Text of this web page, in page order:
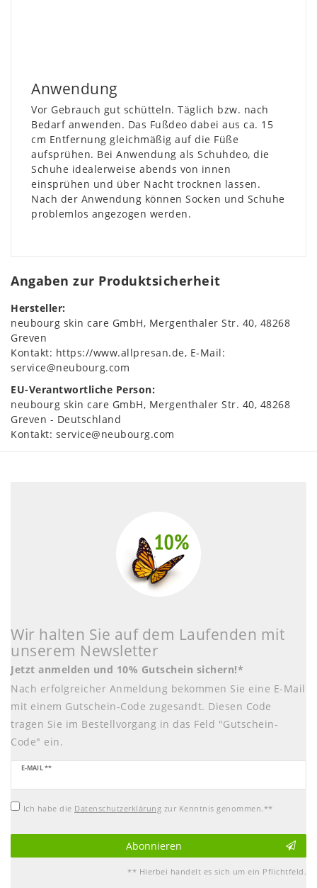
Anwendung
Vor Gebrauch gut schütteln. Täglich bzw. nach
Bedarf anwenden. Das Fußdeo dabei aus ca. 15
cm Entfernung gleichmäßig auf die Füße
aufsprühen. Bei Anwendung als Schuhdeo, die
Schuhe idealerweise abends von innen
einsprühen und über Nacht trocknen lassen.
Nach der Anwendung können Socken und Schuhe
problemlos angezogen werden.
Angaben zur Produktsicherheit
Hersteller:
neubourg skin care GmbH Mergenthaler Str. 40 48268
Greven
Kontakt: https://www.allpresan.de E-Mail:
service@neubourg.com
EU-Verantwortliche Person:
neubourg skin care GmbH Mergenthaler Str. 40 48268
Greven
Deutschland
Kontakt: service@neubourg.com
Wir halten Sie auf dem Laufenden mit
unserem Newsletter
Jetzt anmelden und 10% Gutschein sichern!*
Nach erfolgreicher Anmeldung bekommen Sie eine E-Mail
mit einem Gutschein-Code zugesandt. Diesen Code
tragen Sie im Bestellvorgang in das Feld "Gutschein-
Code" ein.
E-MAIL **
Newsletter
Honig
Ich habe die Daten­schutz­erklärung zur Kenntnis genommen.**
Abonnieren
** Hierbei handelt es sich um ein Pflichtfeld.